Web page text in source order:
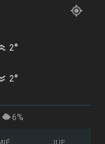
2°
2°
6%